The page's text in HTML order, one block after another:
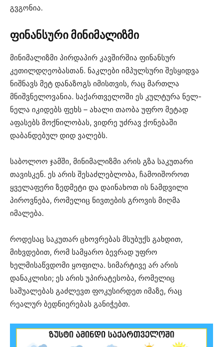
გვგონია.
ფინანსური მინიმალიზმი
მინიმალიზმი პირდაპირ კავშირშია ფინანსურ
კეთილდღეობასთან. ნაკლები იმპულსური შესყიდვა
ნიშნავს მეტ დანაზოგს იმისთვის, რაც მართლა
მნიშვნელოვანია. საქართველოში ეს კულტურა ნელ-
ნელა იკიდებს ფეხს – ახალი თაობა უფრო მეტად
აფასებს მოქნილობას, ვიდრე უძრავ ქონებაში
დაბანდებულ დიდ ვალებს.
საბოლოო ჯამში, მინიმალიზმი არის გზა საკუთარი
თავისკენ. ეს არის შესაძლებლობა, ჩამოიშოროთ
ყველაფერი ზედმეტი და დაინახოთ ის ნამდვილი
პიროვნება, რომელიც ნივთების გროვის მიღმა
იმალება.
როდესაც საკუთარ ცხოვრებას მსუბუქს გახდით,
მიხვდებით, რომ სამყარო ბევრად უფრო
ხელმისაწვდომი ყოფილა. სიმარტივე არ არის
დანაკლისი; ეს არის უპირატესობა, რომელიც
საშუალებას გაძლევთ ფოკუსირდეთ იმაზე, რაც
რეალურ ბედნიერებას განიჭებთ.